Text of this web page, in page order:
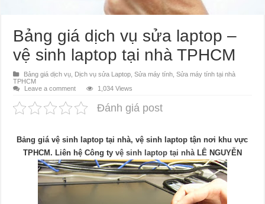
Bảng giá dịch vụ sửa laptop –
vệ sinh laptop tại nhà TPHCM
Bảng giá dịch vụ Dịch vụ sửa Laptop ,Sửa máy tính ,Sửa máy tính tại nhà
TPHCM
Leave a comment
1,034 Views
Đánh giá post
Bảng giá vệ sinh laptop tại nhà, vệ sinh laptop tận nơi khu vực
TPHCM. Liên hệ Công ty vệ sinh laptop tại nhàLÊ NGUYỄN